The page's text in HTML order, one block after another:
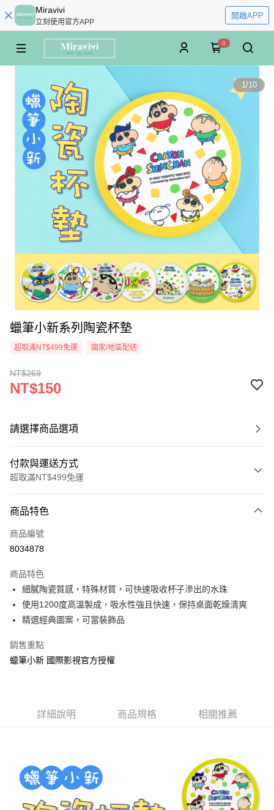
Miravivi
立刻使用官方APP
開啟APP
0
1/10
蠟筆小新系列陶瓷杯墊
超取滿NT$499免運 國家/地區配送
NT$269
NT$150
請選擇商品選項
付款與運送方式
超取滿NT$499免運
信用卡一次付款
超商取貨付款
Apple Pay
街口支付
AFTEE先享後付
１．簡單：不需註冊會員、不需綁卡、不需儲值。
１．於結帳方式選擇「AFTEE先享後付」後，將跳轉至「AFTEE先享後付」
結帳頁面，進行簡訊認證並確認金額後，即可完成結帳。
２．訂單成立數日內，您將收到繳費通知簡訊。
３．收到繳費通知簡訊後14天內，點擊此簡訊中的連結，可透過四大超商／
運送方式
付款後全家取貨
每筆NT$60，滿NT$499(含以上)免運費
商品特色
商品編號
8034878
商品特色
細膩陶瓷質感，特殊材質，可快速吸收杯子滲出的水珠
使用1200度高溫製成，吸水性強且快速，保持桌面乾燥清爽
精選經典圖案，可當裝飾品
銷售重點
蠟筆小新 國際影視官方授權
詳細說明 商品規格 相關推薦